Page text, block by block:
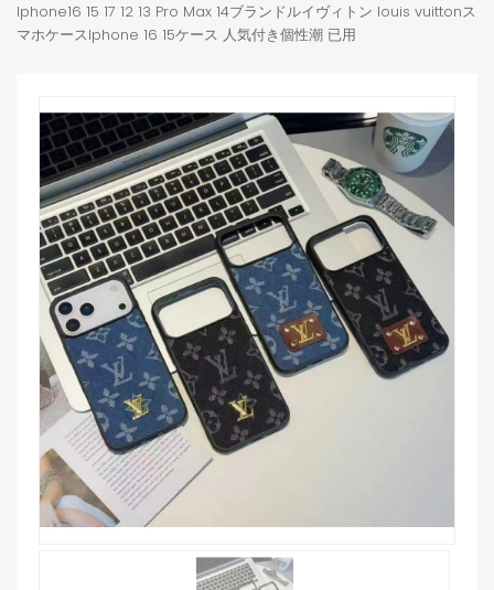
Iphone16 15 17 12 13 Pro Max 14ブランドルイヴィトン louis vuittonス
マホケースIphone 16 15ケース 人気付き個性潮 已用